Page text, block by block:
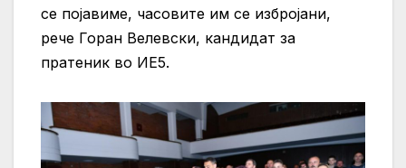
се појавиме, часовите им се избројани,
рече Горан Велевски, кандидат за
пратеник во ИЕ5.